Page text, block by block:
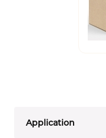
Application